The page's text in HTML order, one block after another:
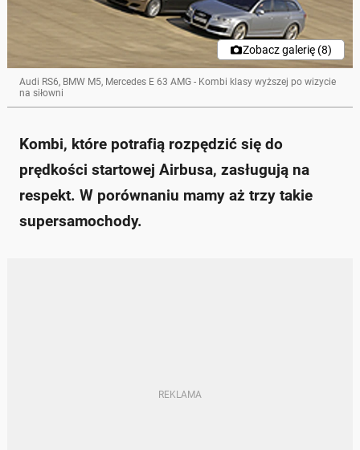
Zobacz galerię (8)
Audi RS6, BMW M5, Mercedes E 63 AMG - Kombi klasy wyższej po wizycie
na siłowni
Kombi, które potrafią rozpędzić się do
prędkości startowej Airbusa, zasługują na
respekt. W porównaniu mamy aż trzy takie
supersamochody.